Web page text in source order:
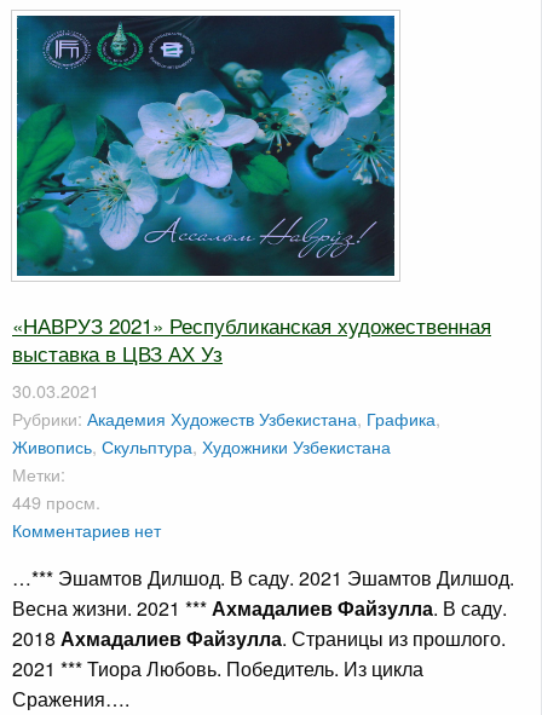
«НАВРУЗ 2021» Республиканская художественная
выставка в ЦВЗ АХ Уз
30.03.2021
Рубрики: Академия Художеств Узбекистана, Графика,
Живопись, Скульптура, Художники Узбекистана
Метки:
449 просм.
Комментариев нет
…*** Эшамтов Дилшод. В саду. 2021 Эшамтов Дилшод.
Весна жизни. 2021 ***Ахмадалиев Файзулла. В саду.
2018 Ахмадалиев Файзулла. Страницы из прошлого.
2021 *** Тиора Любовь. Победитель. Из цикла
Сражения….